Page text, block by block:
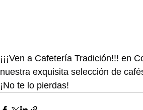
¡¡¡Ven a Cafetería Tradición!!! en
nuestra exquisita selección de
¡No te lo pierdas!